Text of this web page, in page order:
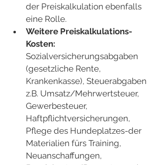
der Preiskalkulation ebenfalls
eine Rolle.
Weitere Preiskalkulations-
Kosten:
Sozialversicherungsabgaben
(gesetzliche Rente,
Krankenkasse), Steuerabgaben
z.B. Umsatz/Mehrwertsteuer,
Gewerbesteuer,
Haftpflichtversicherungen,
Pflege des Hundeplatzes-der
Materialien fürs Training,
Neuanschaffungen,